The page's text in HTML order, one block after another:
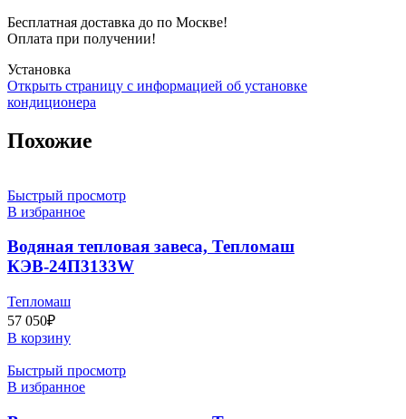
Бесплатная доставка до по Москве!
Оплата при получении!
Установка
Открыть страницу с информацией об установке
кондиционера
Похожие
Быстрый просмотр
В избранное
Водяная тепловая завеса, Тепломаш
КЭВ-24П3133W
Тепломаш
57 050₽
В корзину
Быстрый просмотр
В избранное